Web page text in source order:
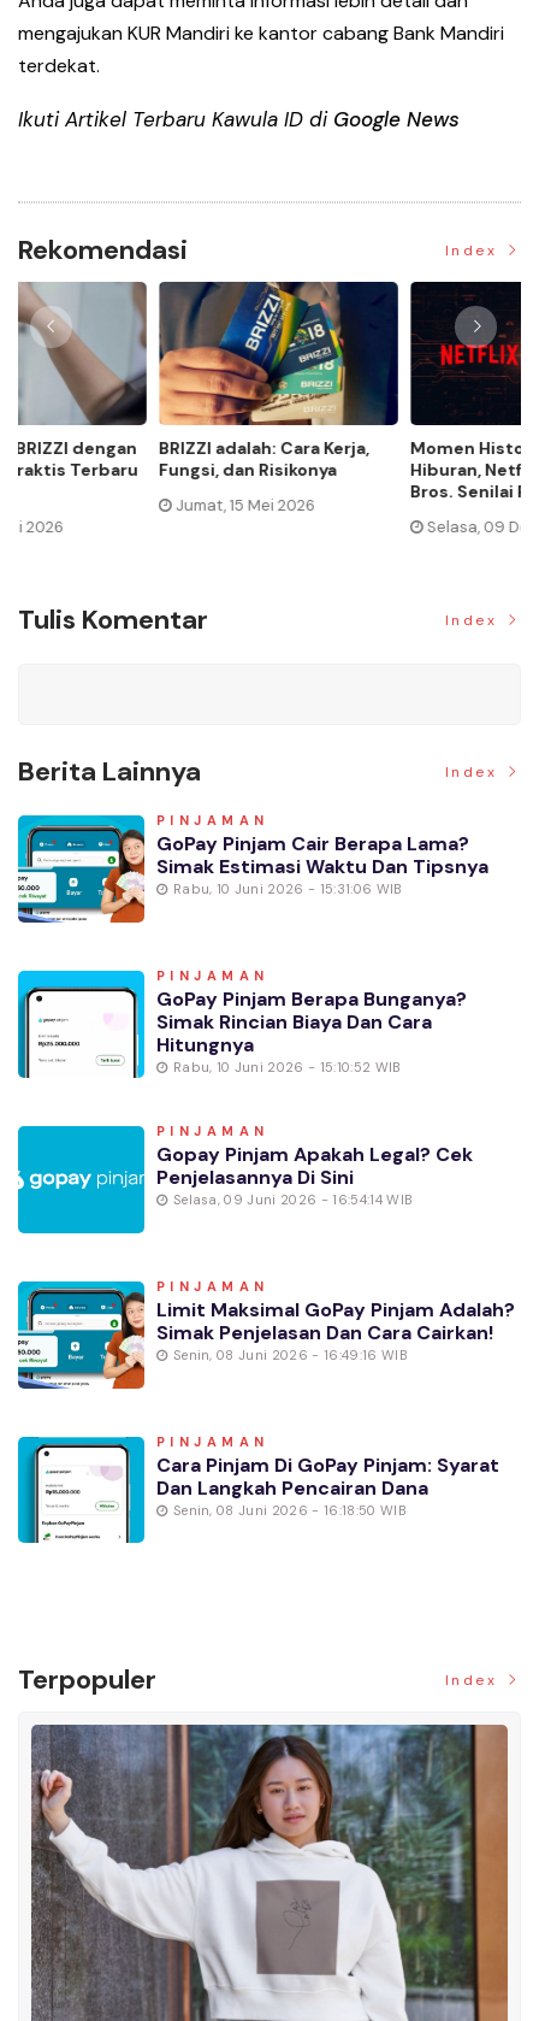
mengajukan KUR Mandiri ke kantor cabang Bank Mandiri
terdekat.
Ikuti Artikel Terbaru Kawula ID di Google News
Rekomendasi Index
Momen Historis Industri
Hiburan, Netflix Beli Warner
Selasa, 09 Desember 2025
Jenis Asuransi Kesehatan di
Indonesia
Jumat, 24 Oktober 2025
Tulis Komentar Index
Berita Lainnya Index
PINJAMAN
GoPay Pinjam Cair Berapa Lama?
Simak Estimasi Waktu Dan Tipsnya
Rabu, 10 Juni 2026 - 15:31:06 WIB
PINJAMAN
GoPay Pinjam Berapa Bunganya?
Simak Rincian Biaya Dan Cara
Hitungnya
Rabu, 10 Juni 2026 - 15:10:52 WIB
PINJAMAN
Gopay Pinjam Apakah Legal? Cek
Penjelasannya Di Sini
Selasa, 09 Juni 2026 - 16:54:14 WIB
PINJAMAN
Limit Maksimal GoPay Pinjam Adalah?
Simak Penjelasan Dan Cara Cairkan!
Senin, 08 Juni 2026 - 16:49:16 WIB
PINJAMAN
Cara Pinjam Di GoPay Pinjam: Syarat
Dan Langkah Pencairan Dana
Senin, 08 Juni 2026 - 16:18:50 WIB
Terpopuler Index